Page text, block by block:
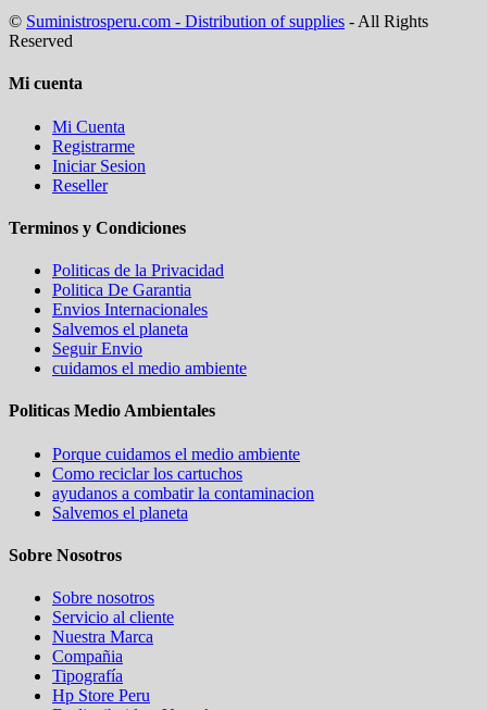
© Suministrosperu.com - Distribution of supplies - All Rights
Reserved
Mi cuenta
Mi Cuenta
Registrarme
Iniciar Sesion
Reseller
Terminos y Condiciones
Politicas de la Privacidad
Politica De Garantia
Envios Internacionales
Salvemos el planeta
Seguir Envio
cuidamos el medio ambiente
Politicas Medio Ambientales
Porque cuidamos el medio ambiente
Como reciclar los cartuchos
ayudanos a combatir la contaminacion
Salvemos el planeta
Sobre Nosotros
Sobre nosotros
Servicio al cliente
Nuestra Marca
Compañia
Tipografía
Hp Store Peru